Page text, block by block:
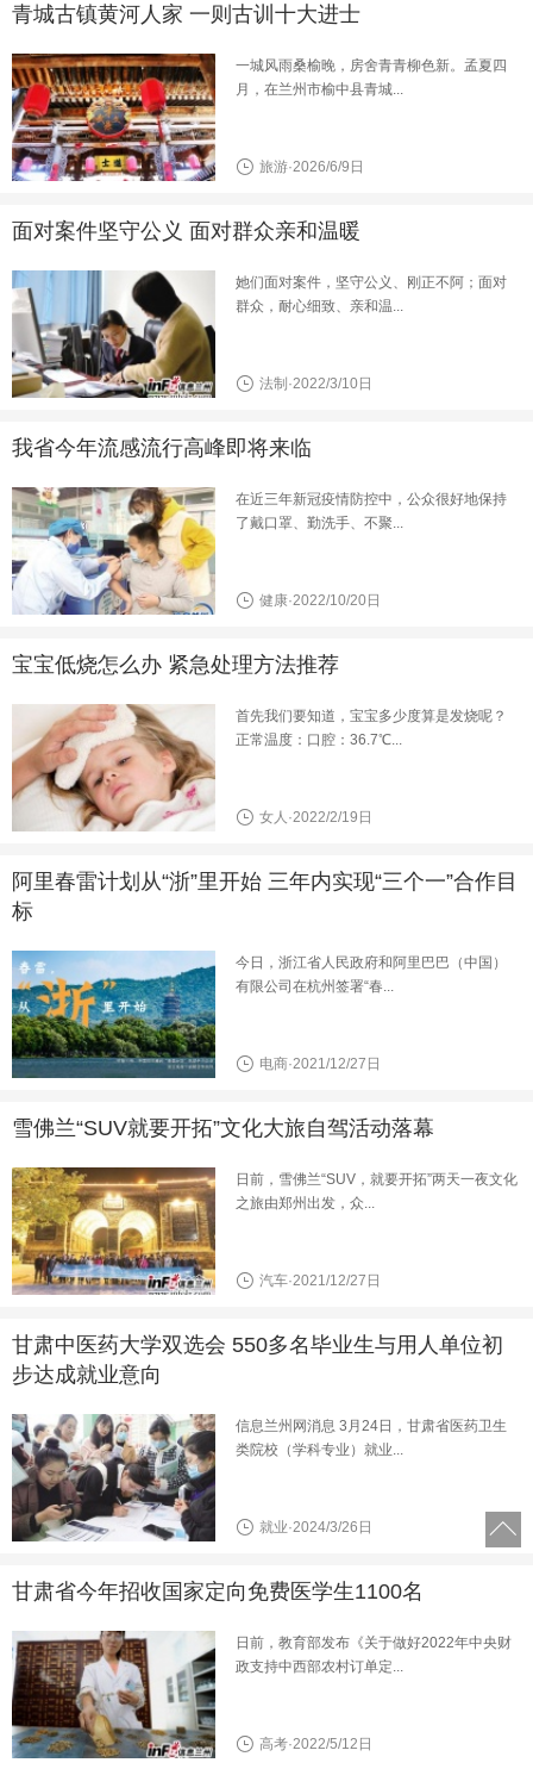
青城古镇黄河人家 一则古训十大进士
一城风雨桑榆晚，房舍青青柳色新。孟夏四
月，在兰州市榆中县青城...
旅游·2026/6/9日
面对案件坚守公义 面对群众亲和温暖
她们面对案件，坚守公义、刚正不阿；面对
群众，耐心细致、亲和温...
法制·2022/3/10日
我省今年流感流行高峰即将来临
在近三年新冠疫情防控中，公众很好地保持
了戴口罩、勤洗手、不聚...
健康·2022/10/20日
宝宝低烧怎么办 紧急处理方法推荐
首先我们要知道，宝宝多少度算是发烧呢？
正常温度：口腔：36.7℃...
女人·2022/2/19日
阿里春雷计划从“浙”里开始 三年内实现“三个一”合作目
标
今日，浙江省人民政府和阿里巴巴（中国）
有限公司在杭州签署“春...
电商·2021/12/27日
雪佛兰“SUV就要开拓”文化大旅自驾活动落幕
日前，雪佛兰“SUV，就要开拓”两天一夜文化
之旅由郑州出发，众...
汽车·2021/12/27日
甘肃中医药大学双选会 550多名毕业生与用人单位初
步达成就业意向
信息兰州网消息 3月24日，甘肃省医药卫生
类院校（学科专业）就业...
就业·2024/3/26日
甘肃省今年招收国家定向免费医学生1100名
日前，教育部发布《关于做好2022年中央财
政支持中西部农村订单定...
高考·2022/5/12日